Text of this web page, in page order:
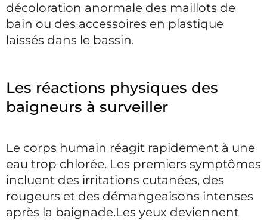
décoloration anormale des maillots de
bain ou des accessoires en plastique
laissés dans le bassin.
Les réactions physiques des
baigneurs à surveiller
Le corps humain réagit rapidement à une
eau trop chlorée. Les premiers symptômes
incluent des irritations cutanées, des
rougeurs et des démangeaisons intenses
après la baignade.Les yeux deviennent